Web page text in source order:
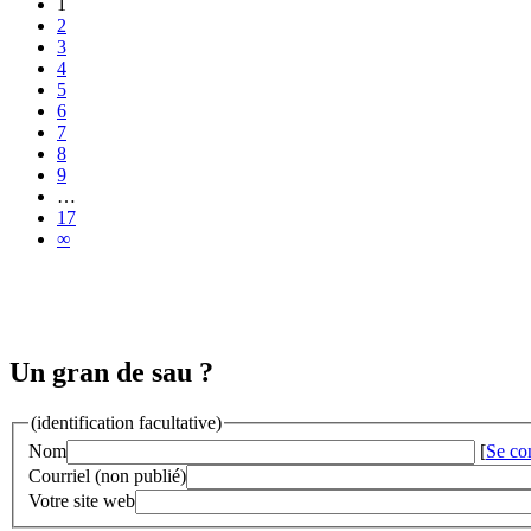
1
2
3
4
5
6
7
8
9
…
17
∞
Un gran de sau ?
(identification facultative)
Nom
[Se
Courriel (non publié)
Votre site web